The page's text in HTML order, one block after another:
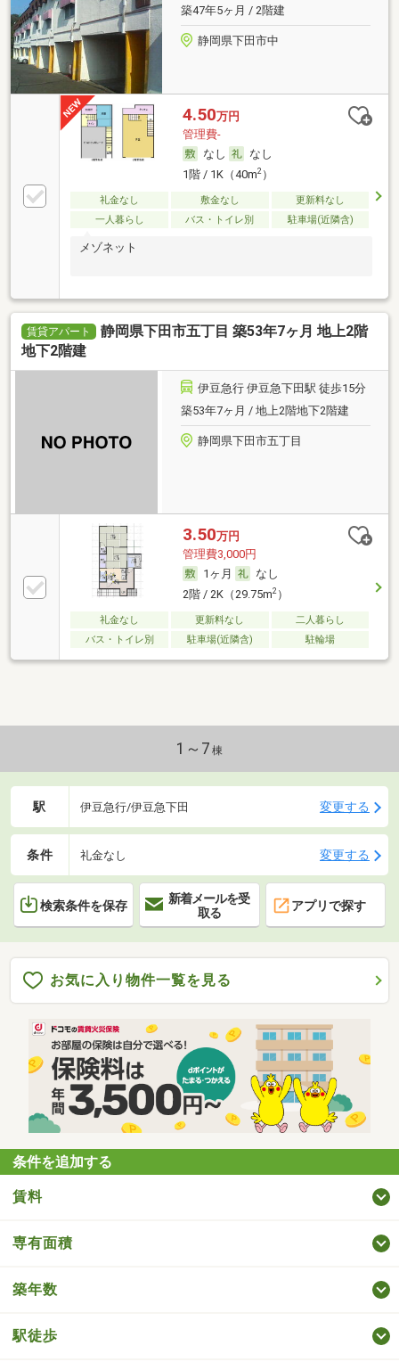
築47年5ヶ月 / 2階建
静岡県下田市中
4.50万円
管理費-
なし
なし
1階 / 1K（40m2）
礼金なし 敷金なし
更新料なし
一人暮らし
バス・トイレ別 駐車場(近隣含)
メゾネット
賃貸アパート
静岡県下田市五丁目 築53年7ヶ月 地上2階
地下2階建
伊豆急行 伊豆急下田駅 徒歩15分
築53年7ヶ月 / 地上2階地下2階建
静岡県下田市五丁目
3.50万円
管理費3,000円
1ヶ月
なし
2階 / 2K（29.75m2）
礼金なし 更新料なし
二人暮らし
バス・トイレ別
駐車場(近隣含) 駐輪場
1～7 棟
駅 伊豆急行/伊豆急下田 変更する
条件 礼金なし 変更する
検索条件を保存
新着メールを受
取る
アプリで探す
お気に入り物件一覧を見る
条件を追加する
賃料
専有面積
築年数
駅徒歩